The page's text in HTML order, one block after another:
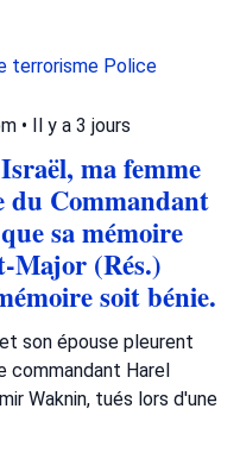
terrorisme Police
• Il y a 3 jours
ma femme
du Commandant
sa mémoire
Major (Rés.)
soit bénie.
son épouse pleurent
commandant Harel
Waknin, tués lors d'une